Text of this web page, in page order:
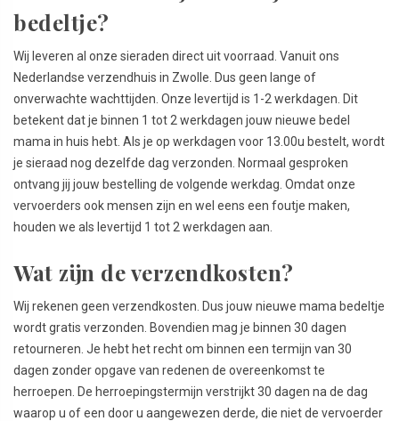
bedeltje?
Wij leveren al onze sieraden direct uit voorraad. Vanuit ons
Nederlandse verzendhuis in Zwolle. Dus geen lange of
onverwachte wachttijden. Onze levertijd is 1-2 werkdagen. Dit
betekent dat je binnen 1 tot 2 werkdagen jouw nieuwe bedel
mama in huis hebt. Als je op werkdagen voor 13.00u bestelt, wordt
je sieraad nog dezelfde dag verzonden. Normaal gesproken
ontvang jij jouw bestelling de volgende werkdag. Omdat onze
vervoerders ook mensen zijn en wel eens een foutje maken,
houden we als levertijd 1 tot 2 werkdagen aan.
Wat zijn de verzendkosten?
Wij rekenen geen verzendkosten. Dus jouw nieuwe mama bedeltje
wordt gratis verzonden. Bovendien mag je binnen 30 dagen
retourneren. Je hebt het recht om binnen een termijn van 30
dagen zonder opgave van redenen de overeenkomst te
herroepen. De herroepingstermijn verstrijkt 30 dagen na de dag
waarop u of een door u aangewezen derde, die niet de vervoerder